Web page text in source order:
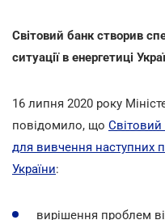
Світовий банк створив
ситуації в енергетиці
16 липня 2020 року
повідомило, що Світовий
для вивчення наступних
України:
вирішення проблем